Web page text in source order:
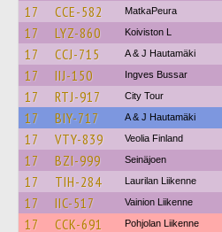
17 CCE-582 MatkaPeura
17 LYZ-860 Koiviston L
17 CCJ-715 A & J Hautamäki
17 IIJ-150 Ingves Bussar
17 RTJ-917 City Tour
17 BIY-717 A & J Hautamäki
17 VTY-839 Veolia Finland
17 BZI-999 Seinäjoen
17 TIH-284 Laurilan Liikenne
17 IIC-517 Vainion Liikenne
17 CCK-691 Pohjolan Liikenne